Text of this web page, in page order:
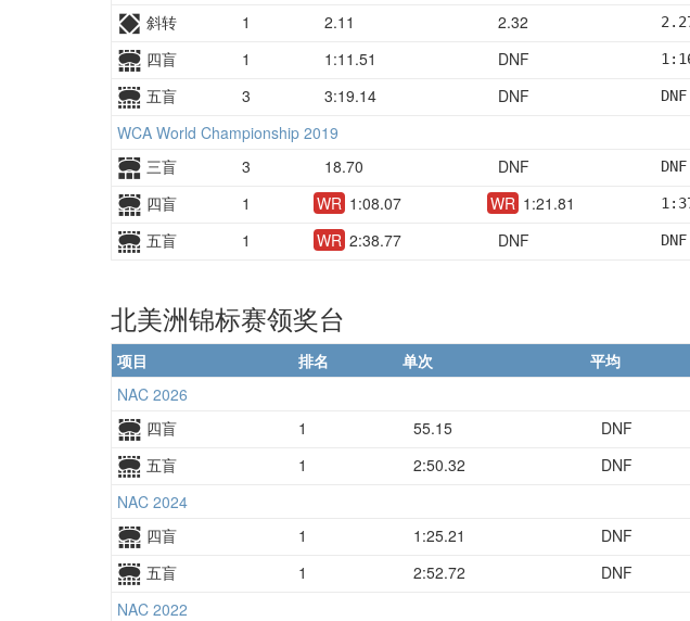
斜转
1 2.11 2.32
四盲 1 1:11.51 DNF
五盲 3 3:19.14 DNF
WCA World Championship 2019
三盲
3 18.70 DNF
四盲 1 WR 1:08.07 WR 1:21.81
五盲 1 WR 2:38.77 DNF
北美洲锦标赛领奖台
项目 排名 单次 平均
NAC 2026
四盲
1 55.15 DNF
五盲 1 2:50.32 DNF
NAC 2024
四盲
1 1:25.21 DNF
五盲 1 2:52.72 DNF
NAC 2022